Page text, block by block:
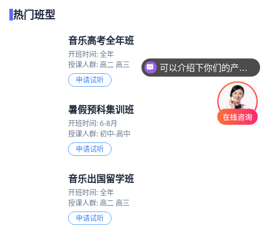
热门班型
音乐高考全年班
开班时间: 全年
授课人群: 高二 高三
申请试听
暑假预科集训班
开班时间: 6-8月
授课人群: 初中-高中
申请试听
音乐出国留学班
开班时间: 全年
授课人群: 高二 高三
申请试听